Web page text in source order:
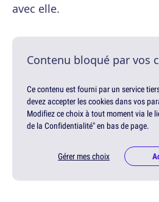
avec elle.
Contenu bloqué par vos
Ce contenu est fourni par un service
devez accepter les cookies dans vos
Modifiez ce choix à tout moment via le
de la Confidentialité" en bas de page.
Gérer mes choix